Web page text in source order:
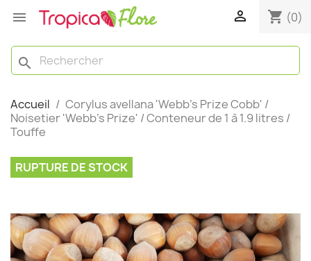
  shopping_cart (0)
search
Accueil
Corylus avellana 'Webb's Prize Cobb' /
Noisetier 'Webb's Prize' / Conteneur de 1 à 1.9 litres /
Touffe
RUPTURE DE STOCK